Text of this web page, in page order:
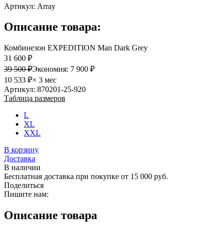
Артикул: Array
Описание товара:
Комбинезон EXPEDITION Man Dark Grey
31 600 ₽
39 500 ₽Экономия: 7 900 ₽
10 533 ₽× 3 мес
Артикул: 870201-25-920
Таблица размеров
L
XL
XXL
В корзину
Доставка
В наличии
Бесплатная доставка при покупке от 15 000 руб.
Поделиться
Пишите нам:
Описание товара